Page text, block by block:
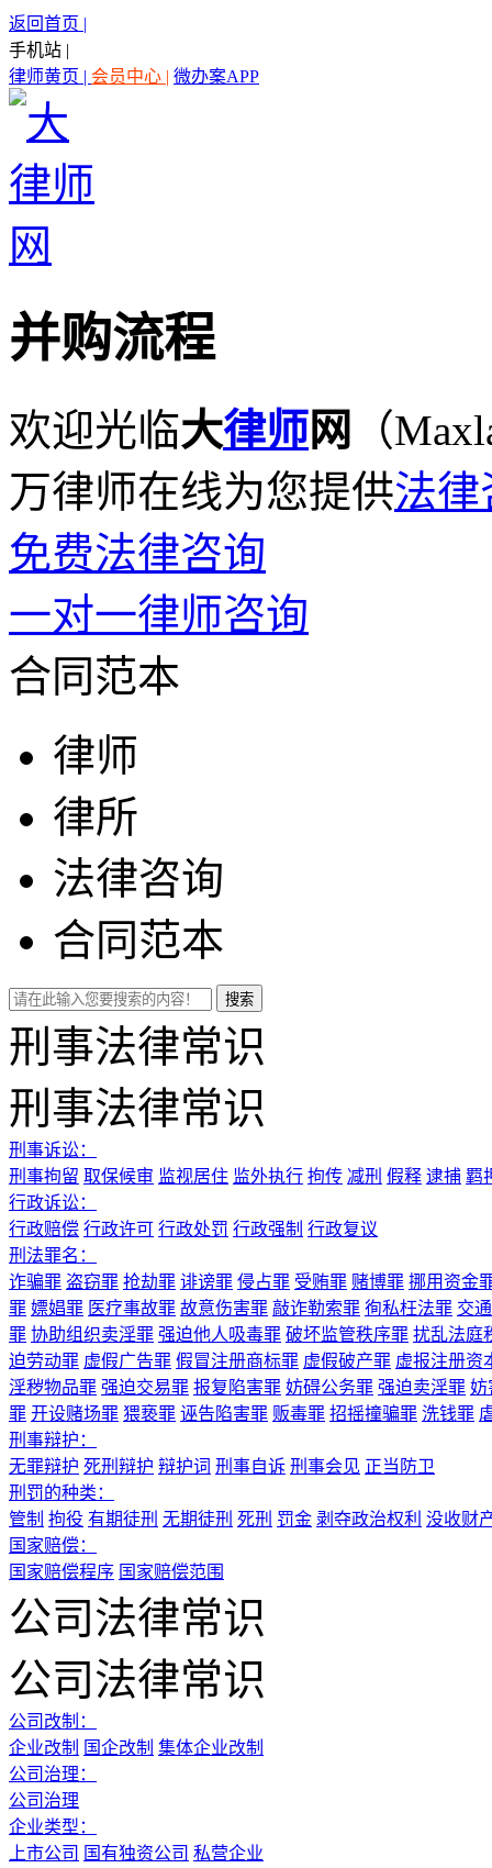
返回首页 |
手机站 |
律师黄页 | 会员中心 | 微办案APP
并购流程
欢迎光临大律师网
（
万律师在线为您提供法律
免费法律咨询
一对一律师咨询
合同范本
律师
律所
法律咨询
合同范本
刑事法律常识
刑事法律常识
刑事诉讼：
刑事拘留 取保候审 监视居住 监外执行 拘传 减刑 假释 逮捕 羁
行政诉讼：
行政赔偿 行政许可 行政处罚 行政强制 行政复议
刑法罪名：
诈骗罪 盗窃罪 抢劫罪 诽谤罪 侵占罪 受贿罪 赌博罪 挪用资金
罪 嫖娼罪 医疗事故罪 故意伤害罪 敲诈勒索罪 徇私枉法罪 交
罪 协助组织卖淫罪 强迫他人吸毒罪 破坏监管秩序罪 扰乱法庭
迫劳动罪 虚假广告罪 假冒注册商标罪 虚假破产罪 虚报注册资
淫秽物品罪 强迫交易罪 报复陷害罪 妨碍公务罪 强迫卖淫罪 妨
罪 开设赌场罪 猥亵罪 诬告陷害罪 贩毒罪 招摇撞骗罪 洗钱罪
刑事辩护：
无罪辩护 死刑辩护 辩护词 刑事自诉 刑事会见 正当防卫
刑罚的种类：
管制 拘役 有期徒刑 无期徒刑 死刑 罚金 剥夺政治权利 没收财
国家赔偿：
国家赔偿程序 国家赔偿范围
公司法律常识
公司法律常识
公司改制：
企业改制
国企改制 集体企业改制
公司治理：
公司治理
企业类型：
上市公司 国有独资公司 私营企业